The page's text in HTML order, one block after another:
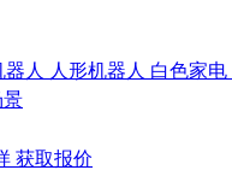
人 人形机器人 白色家电
景
获取报价